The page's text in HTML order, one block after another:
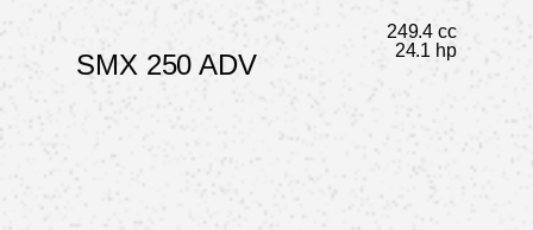
SMX 250 ADV
249.4 cc
24.1 hp